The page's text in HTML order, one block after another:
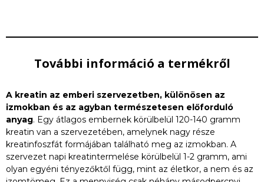
További információ a termékről
A kreatin az emberi szervezetben, különösen az
izmokban és az agyban természetesen előforduló
anyag. Egy átlagos embernek körülbelül 120-140 gramm
kreatin van a szervezetében, amelynek nagy része
kreatinfoszfát formájában található meg az izmokban. A
szervezet napi kreatintermelése körülbelül 1-2 gramm, ami
olyan egyéni tényezőktől függ, mint az életkor, a nem és az